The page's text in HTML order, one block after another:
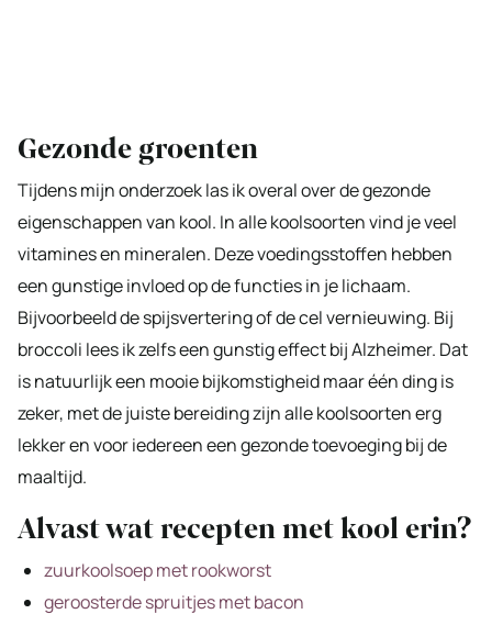
Gezonde groenten
Tijdens mijn onderzoek las ik overal over de gezonde
eigenschappen van kool. In alle koolsoorten vind je veel
vitamines en mineralen. Deze voedingsstoffen hebben
een gunstige invloed op de functies in je lichaam.
Bijvoorbeeld de spijsvertering of de cel vernieuwing. Bij
broccoli lees ik zelfs een gunstig effect bij Alzheimer. Dat
is natuurlijk een mooie bijkomstigheid maar één ding is
zeker, met de juiste bereiding zijn alle koolsoorten erg
lekker en voor iedereen een gezonde toevoeging bij de
maaltijd.
Alvast wat recepten met kool erin?
zuurkoolsoep met rookworst
geroosterde spruitjes met bacon